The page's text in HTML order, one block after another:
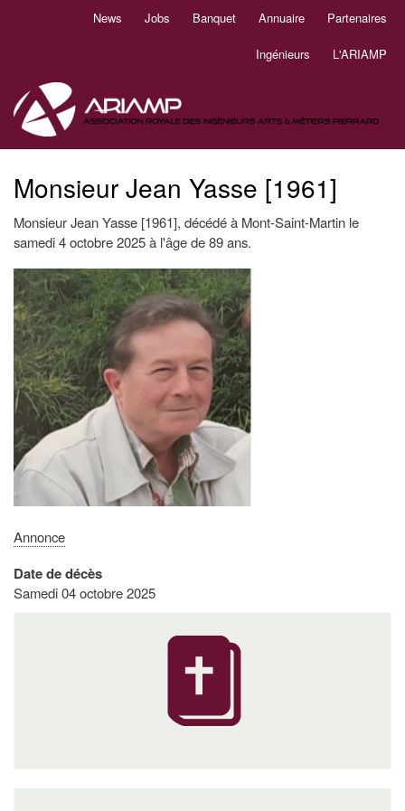
News Jobs Banquet Annuaire Partenaires
Ingénieurs L'ARIAMP
Monsieur Jean Yasse [1961]
Monsieur Jean Yasse [1961], décédé à Mont-Saint-Martin le
samedi 4 octobre 2025 à l'âge de 89 ans.
Annonce
Date de décès
Samedi 04 octobre 2025